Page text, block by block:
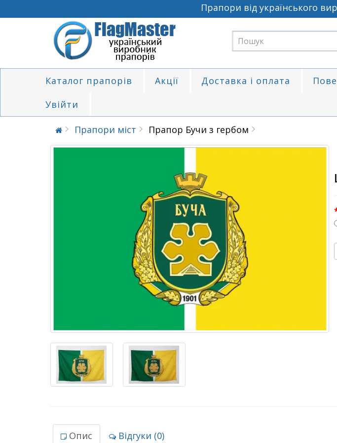
Прапори від українського
Каталог прапорів Акції Доставка і оплата
Увійти
Прапори міст Прапор Бучи з гербом
Опис Відгуки (0)